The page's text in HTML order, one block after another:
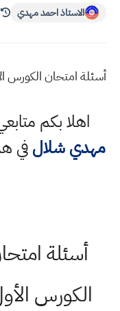
الاستاذ احمد مهدي
أسئلة امتحان الكورس
اهلا بكم
مهدي شلالفي
أسئلة
الكورس